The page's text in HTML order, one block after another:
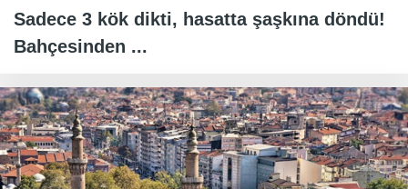
Sadece 3 kök dikti, hasatta şaşkına döndü!
Bahçesinden ...